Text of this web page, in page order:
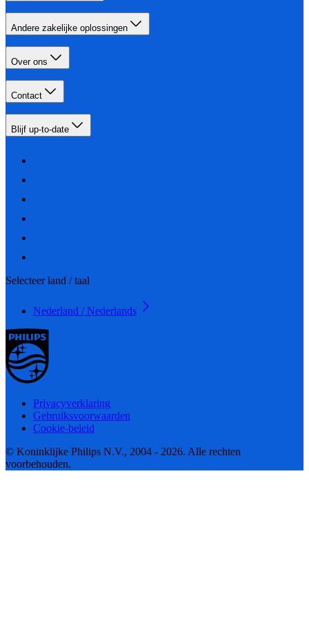
Andere zakelijke oplossingen
Over ons
Contact
Blijf up-to-date
Selecteer land / taal
Nederland / Nederlands
Privacyverklaring
Gebruiksvoorwaarden
Cookie-beleid
© Koninklijke Philips N.V., 2004 - 2026. Alle rechten
voorbehouden.